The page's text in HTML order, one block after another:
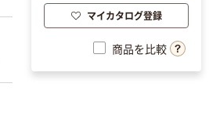
マイカタログ登録
商品を比較